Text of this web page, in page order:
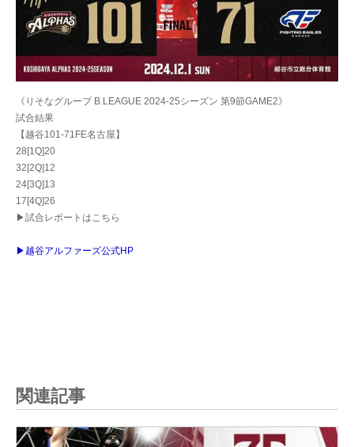
《りそなグループ B.LEAGUE 2024-25シーズン 第9節GAME2》
試合結果
【越谷101-71FE名古屋】
28[1Q]20
32[2Q]12
24[3Q]13
17[4Q]26
▶試合レポートはこちら
▶越谷アルファーズ公式HP
関連記事